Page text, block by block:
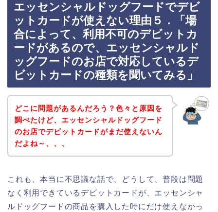
エッセンシャルドッグフードでデビ
ットカードが使えない理由５．「場
合によって、利用不可のデビットカ
ードがあるので、エッセンシャルド
ッグフードのお店で対応しているデ
ビットカードの種類を聞いてみる」
どこに問題があるんだろう？色々と原因を
調べたけど、エッセンシャルドッグフード
のお店でデビットカードがまだ使えないん
だよね～、、、
これも、本当に不思議な話で、どうして、普段は問題
なく利用できているデビットカードが、エッセンシャ
ルドッグフードの商品を購入した時にだけ使えなかっ